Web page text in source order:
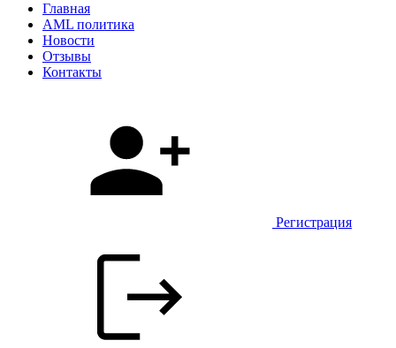
Главная
AML политика
Новости
Отзывы
Контакты
Регистрация